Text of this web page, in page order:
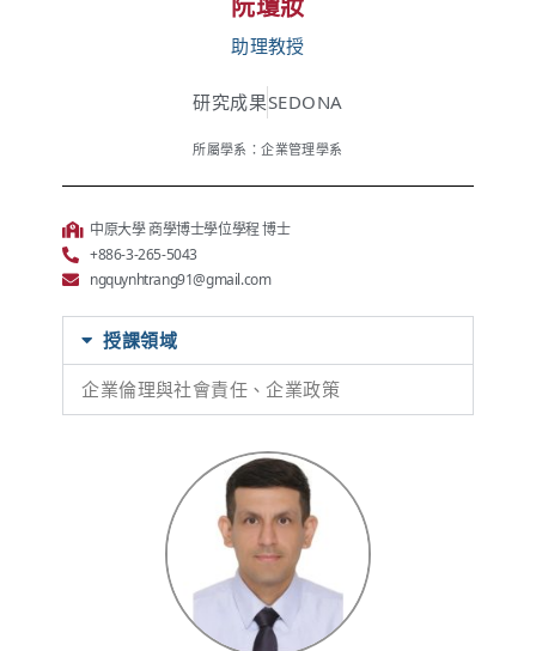
阮瓊妝​
助理教授
研究成果SEDONA
所屬學系：企業管理學系
中原大學 商學博士學位學程 博士
+886-3-265-5043
ngquynhtrang91@gmail.com
授課領域
企業倫理與社會責任、企業政策